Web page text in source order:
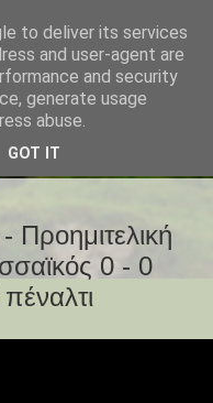
0 - 0
to deliver its services
and user-agent are
and security
generate usage
abuse.
GOT IT